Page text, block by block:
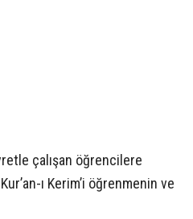
çalışan öğrencilere
ı Kerim’i öğrenmenin ve